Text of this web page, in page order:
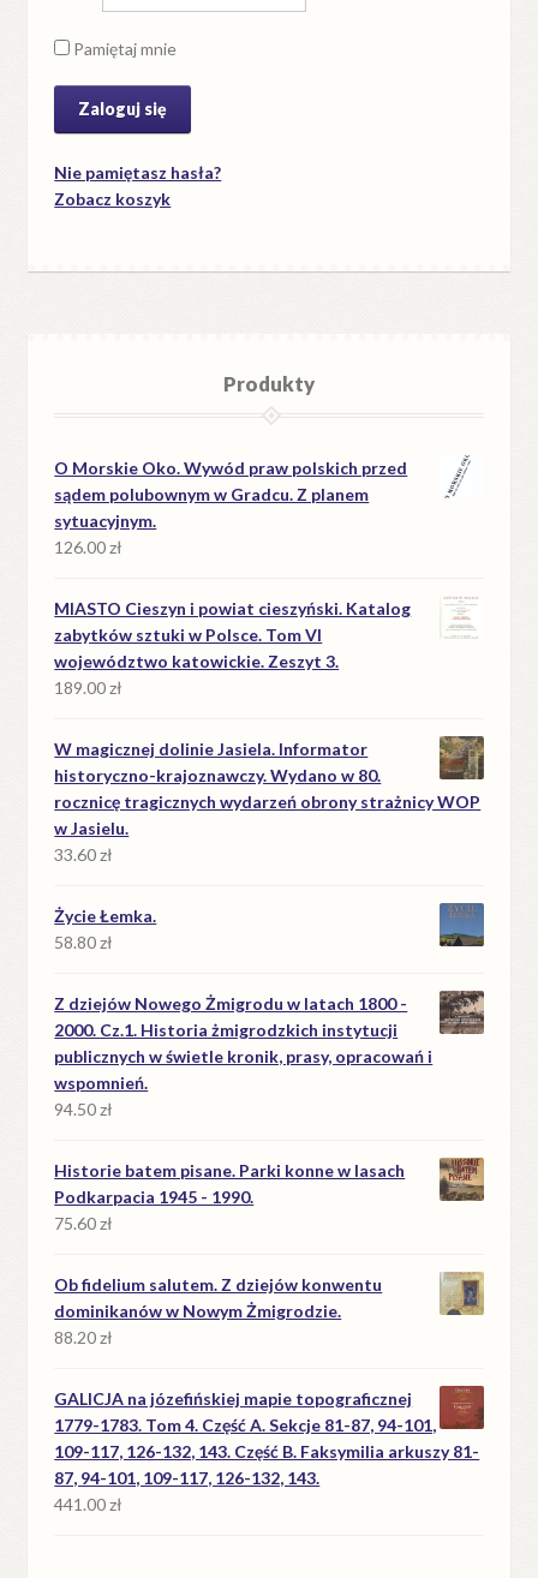
Pamiętaj mnie
Nie pamiętasz hasła?
Zobacz koszyk
Produkty
O Morskie Oko. Wywód praw polskich przed
sądem polubownym w Gradcu. Z planem
sytuacyjnym.
126.00zł
MIASTO Cieszyn i powiat cieszyński. Katalog
zabytków sztuki w Polsce. Tom VI
województwo katowickie. Zeszyt 3.
189.00zł
W magicznej dolinie Jasiela. Informator
historyczno-krajoznawczy. Wydano w 80.
rocznicę tragicznych wydarzeń obrony strażnicy WOP
w Jasielu.
33.60zł
Życie Łemka.
58.80zł
Z dziejów Nowego Żmigrodu w latach 1800 -
2000. Cz.1. Historia żmigrodzkich instytucji
publicznych w świetle kronik, prasy, opracowań i
wspomnień.
94.50zł
Historie batem pisane. Parki konne w lasach
Podkarpacia 1945 - 1990.
75.60zł
Ob fidelium salutem. Z dziejów konwentu
dominikanów w Nowym Żmigrodzie.
88.20zł
GALICJA na józefińskiej mapie topograficznej
1779-1783. Tom 4. Część A. Sekcje 81-87, 94-101,
109-117, 126-132, 143. Część B. Faksymilia arkuszy 81-
87, 94-101, 109-117, 126-132, 143.
441.00zł